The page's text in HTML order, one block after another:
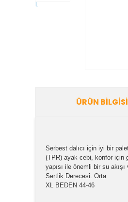
ÜRÜN BILGISI
Serbest dalıcı için iyi bir
(TPR) ayak cebi, konfor için
yapısı ile önemli bir su
Sertlik Derecesi: Orta
XL BEDEN 44-46